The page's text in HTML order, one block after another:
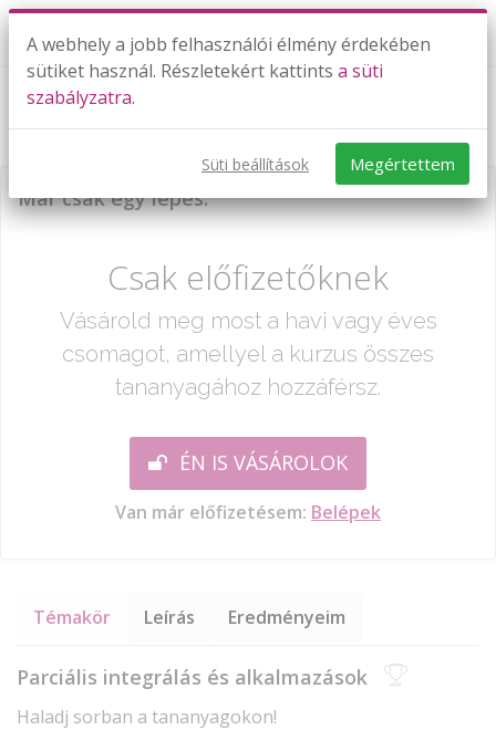
Már csak egy lépés:
Csak előfizetőknek
Vásárold meg most a havi vagy éves
csomagot, amellyel a kurzus összes
tananyagához hozzáférsz.
ÉN IS VÁSÁROLOK
Van már előfizetésem: Belépek
Témakör Leírás Eredményeim
Parciális integrálás és alkalmazások
Haladj sorban a tananyagokon!
A webhely a jobb felhasználói élmény érdekében
sütiket használ. Részletekért kattints a süti
szabályzatra.
Süti beállítások Megértettem